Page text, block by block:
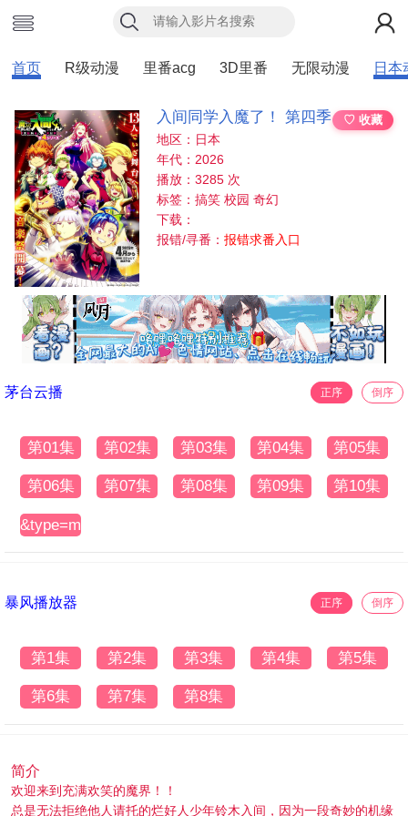
首页 R级动漫 里番acg 3D里番 无限动漫 日本
入间同学入魔了！ 第四季
♡ 收藏
地区：日本
年代：2026
播放：3285 次
标签：搞笑 校园 奇幻
下载：
报错/寻番：报错求番入口
茅台云播 正序 倒序
第01集 第02集 第03集 第04集 第05集
第06集 第07集 第08集 第09集 第10集
&type=mtm3u8
暴风播放器 正序 倒序
第1集 第2集 第3集 第4集 第5集
第6集 第7集 第8集
简介
欢迎来到充满欢笑的魔界！！
总是无法拒绝他人请托的烂好人少年铃木入间，因为一段奇妙的机缘